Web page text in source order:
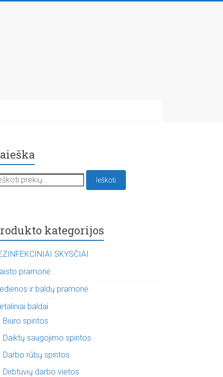
Ieškoti
kategorijos
SKYSČIAI
pramonė
ir baldų pramonė
baldai
Biuro spintos
Daiktų saugojimo spintos
Darbo rūbų spintos
Dirbtuvių darbo vietos